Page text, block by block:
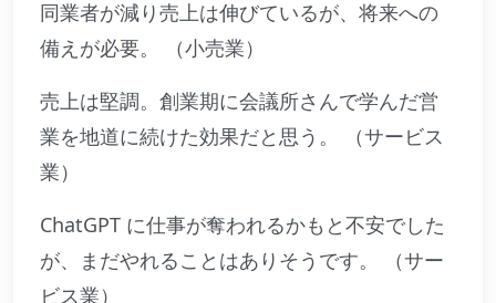
同業者が減り売上は伸びているが、将来への
備えが必要。 （小売業）
売上は堅調。創業期に会議所さんで学んだ営
業を地道に続けた効果だと思う。 （サービス
業）
ChatGPT に仕事が奪われるかもと不安でした
が、まだやれることはありそうです。 （サー
ビス業）